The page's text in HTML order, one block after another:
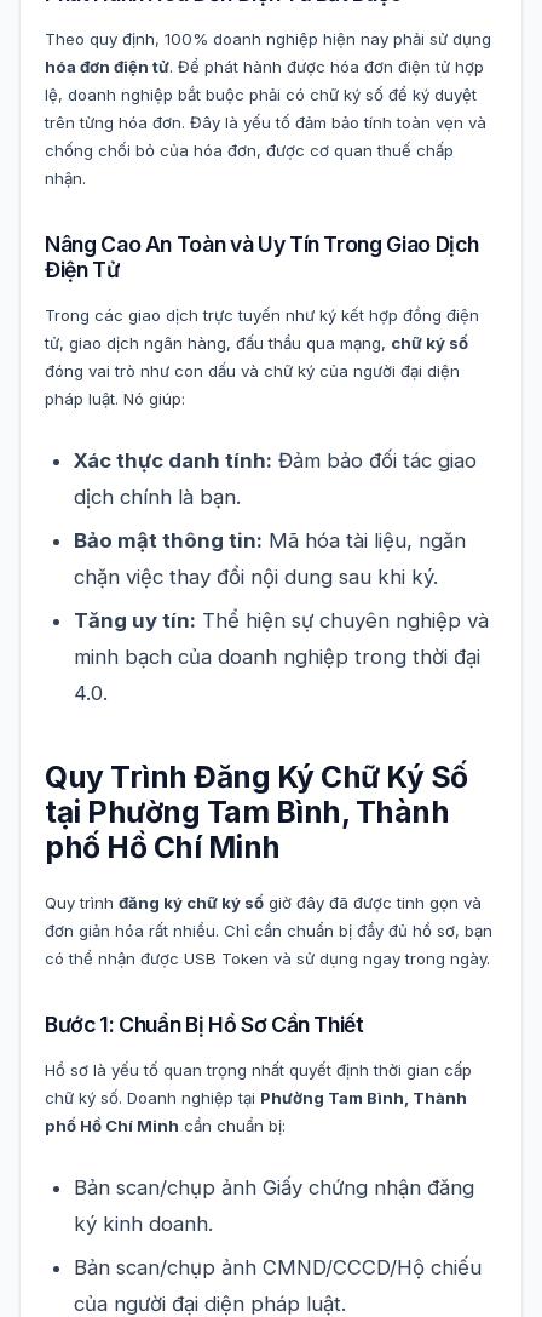
Theo quy định, 100% doanh nghiệp hiện nay phải sử dụng
hóa đơn điện tử. Để phát hành được hóa đơn điện tử hợp
lệ, doanh nghiệp bắt buộc phải có chữ ký số để ký duyệt
trên từng hóa đơn. Đây là yếu tố đảm bảo tính toàn vẹn và
chống chối bỏ của hóa đơn, được cơ quan thuế chấp
nhận.
Nâng Cao An Toàn và Uy Tín Trong Giao Dịch
Điện Tử
Trong các giao dịch trực tuyến như ký kết hợp đồng điện
tử, giao dịch ngân hàng, đấu thầu qua mạng, chữ ký số
đóng vai trò như con dấu và chữ ký của người đại diện
pháp luật. Nó giúp:
Xác thực danh tính: Đảm bảo đối tác giao
dịch chính là bạn.
Bảo mật thông tin: Mã hóa tài liệu, ngăn
chặn việc thay đổi nội dung sau khi ký.
Tăng uy tín: Thể hiện sự chuyên nghiệp và
minh bạch của doanh nghiệp trong thời đại
4.0.
Quy Trình Đăng Ký Chữ Ký Số
tại Phường Tam Bình, Thành
phố Hồ Chí Minh
Quy trình đăng ký chữ ký số giờ đây đã được tinh gọn và
đơn giản hóa rất nhiều. Chỉ cần chuẩn bị đầy đủ hồ sơ, bạn
có thể nhận được USB Token và sử dụng ngay trong ngày.
Bước 1: Chuẩn Bị Hồ Sơ Cần Thiết
Hồ sơ là yếu tố quan trọng nhất quyết định thời gian cấp
chữ ký số. Doanh nghiệp tại Phường Tam Bình, Thành
phố Hồ Chí Minh cần chuẩn bị:
Bản scan/chụp ảnh Giấy chứng nhận đăng
ký kinh doanh.
Bản scan/chụp ảnh CMND/CCCD/Hộ chiếu
của người đại diện pháp luật.